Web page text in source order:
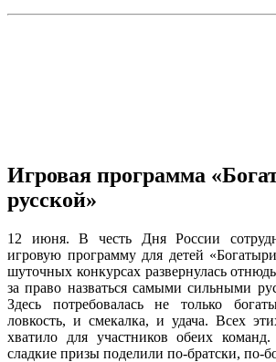
Игровая программа
русской»
12 июня. В честь Дня России
игровую программу для детей
шуточных конкурсах развернулась
за право назваться самыми сильными
Здесь потребовалась не только
ловкость, и смекалка, и удача. Всех
хватило для участников обеих
сладкие призы поделили по-братски, по-